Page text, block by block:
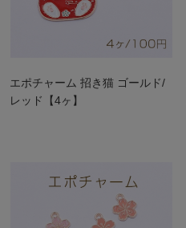
エポチャーム 招き猫 ゴールド/
レッド【4ヶ】